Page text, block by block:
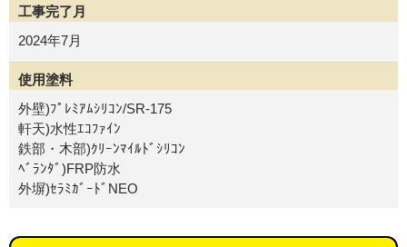
工事完了月
2024年7月
使用塗料
外壁)ﾌﾟﾚﾐｱﾑｼﾘｺﾝ/SR-175
軒天)水性ｴｺﾌｧｲﾝ
鉄部・木部)ｸﾘｰﾝﾏｲﾙﾄﾞｼﾘｺﾝ
ﾍﾞﾗﾝﾀﾞ)FRP防水
外塀)ｾﾗﾐｶﾞｰﾄﾞNEO